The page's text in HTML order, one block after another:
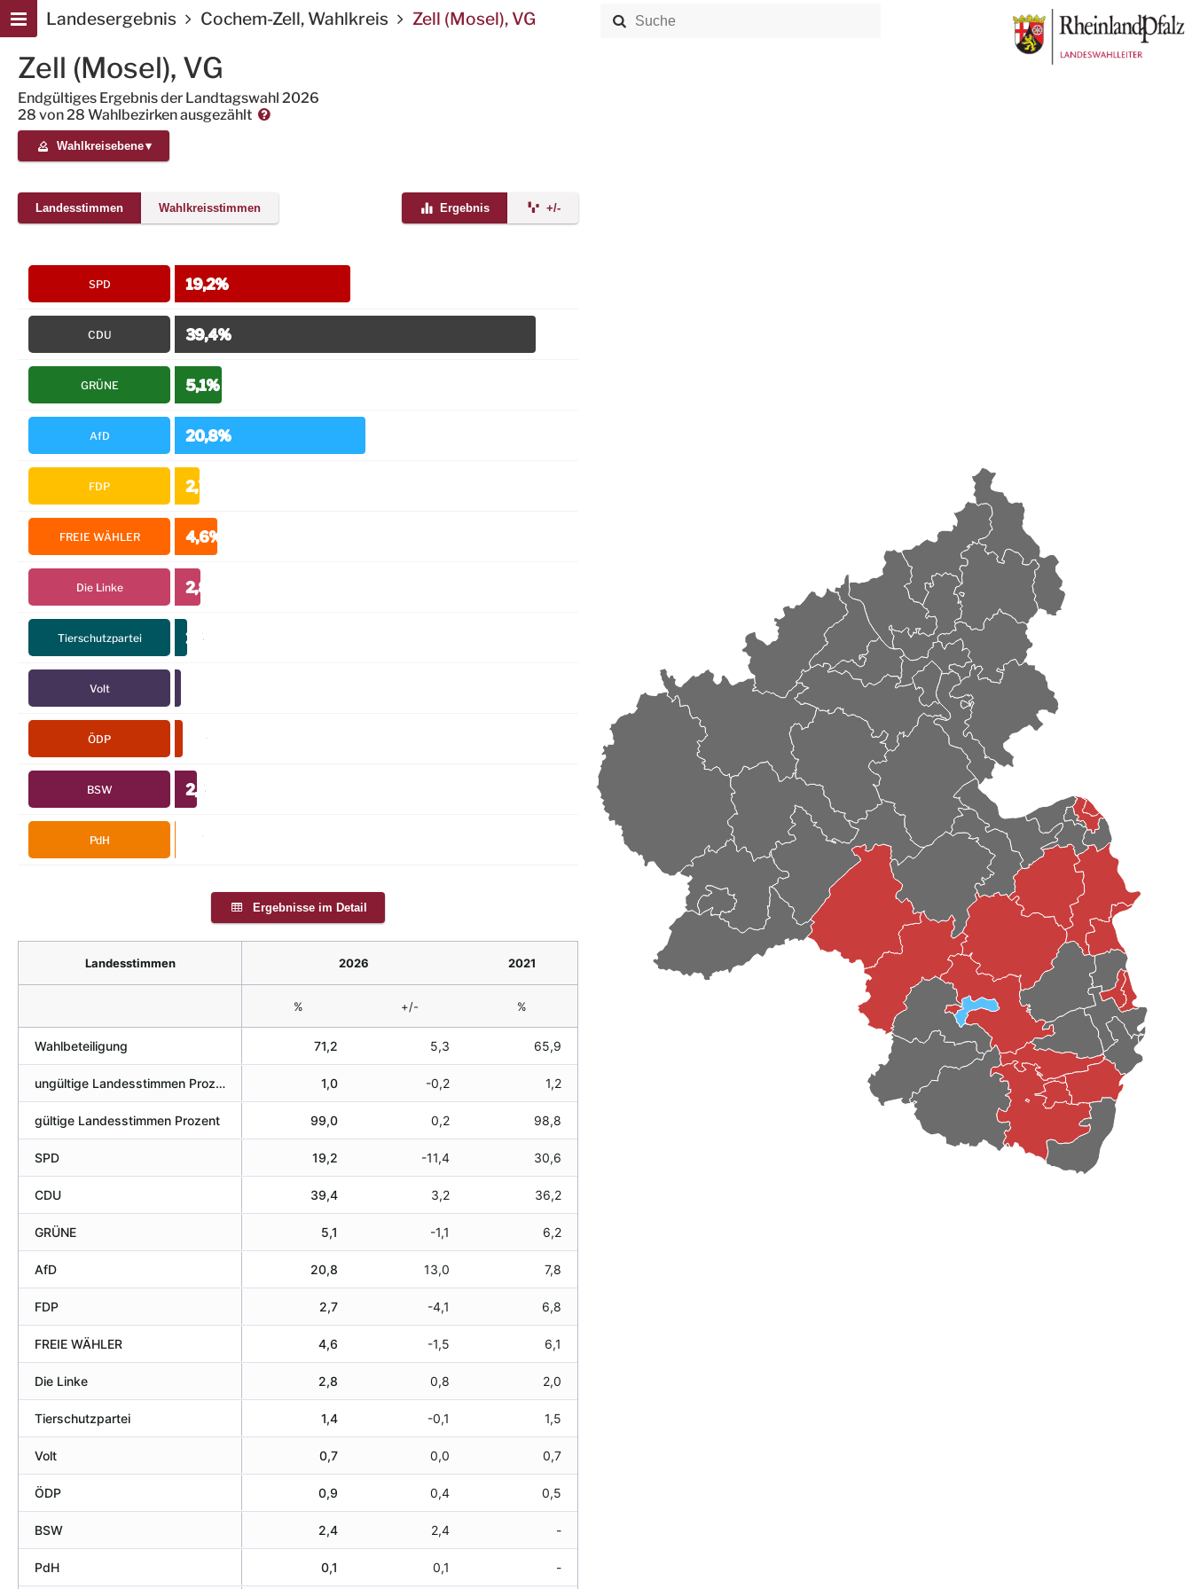
Landesergebnis Cochem-Zell, Wahlkreis Zell (Mosel), VG
Zell (Mosel), VG
Endgültiges Ergebnis der Landtagswahl 2026
28 von28 Wahlbezirkenausgezählt
Wahlkreisebene▾
Landesstimmen Wahlkreisstimmen Ergebnis +/-
SPD 19,2%
CDU 39,4%
GRÜNE 5,1%
AfD 20,8%
FDP 2,7%
FREIE WÄHLER 4,6%
Die Linke 2,8%
Tierschutzpartei 1,4%
Volt
ÖDP 0,9%
BSW 2,4%
PdH 0,1%
Ergebnisse im Detail
Landesstimmen 2026 2021
% +/- %
Wahlbeteiligung
ungültige Landesstimmen Prozent
gültige Landesstimmen Prozent
SPD
CDU
GRÜNE
AfD
FDP
FREIE WÄHLER
Die Linke
Tierschutzpartei
Volt
ÖDP
BSW
PdH
71,2 5,3 65,9
1,0 -0,2 1,2
99,0 0,2 98,8
19,2 -11,4 30,6
39,4 3,2 36,2
5,1 -1,1 6,2
20,8 13,0 7,8
2,7 -4,1 6,8
4,6 -1,5 6,1
2,8 0,8 2,0
1,4 -0,1 1,5
0,7 0,0 0,7
0,9 0,4 0,5
2,4 2,4 -
0,1 0,1 -
Reidenhausen
Sosberg